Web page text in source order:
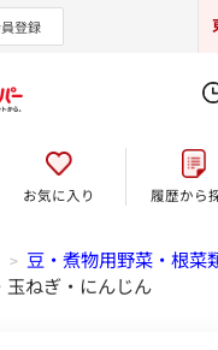
登録
東急オンラインショップ
お気に入り 履歴から
> 豆・煮物用野菜・根菜
玉ねぎ・にんじん